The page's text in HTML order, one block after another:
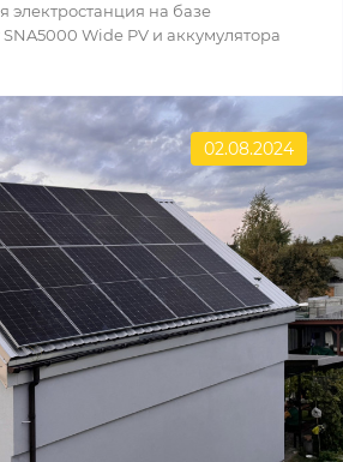
электростанция на базе
Wide PV и аккумулятора
02.08.2024